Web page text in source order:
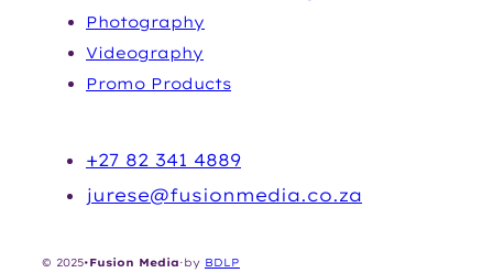
Photography
Videography
Promo Products
+27 82 341 4889
jurese@fusionmedia.co.za
© 2025•Fusion Media·by BDLP